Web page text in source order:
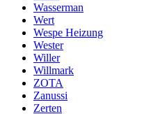
Wasserman
Wert
Wespe Heizung
Wester
Willer
Willmark
ZOTA
Zanussi
Zerten